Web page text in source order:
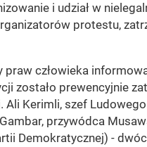
i udział w
protestu,
człowieka
zostało prewencyjnie
Ali Kerimli, szef
przywódca
Demokratycznej) -